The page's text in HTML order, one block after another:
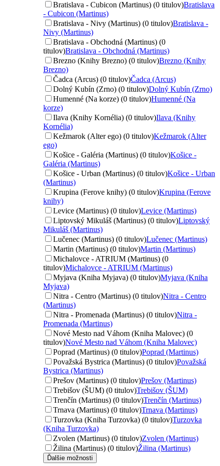
Bratislava - Cubicon (Martinus) (0 titulov)Bratislava
- Cubicon (Martinus)
Bratislava - Nivy (Martinus) (0 titulov)Bratislava -
Nivy (Martinus)
Bratislava - Obchodná (Martinus) (0
titulov)Bratislava - Obchodná (Martinus)
Brezno (Knihy Brezno) (0 titulov)Brezno (Knihy
Brezno)
Čadca (Arcus) (0 titulov)Čadca (Arcus)
Dolný Kubín (Zrno) (0 titulov)Dolný Kubín (Zrno)
Humenné (Na korze) (0 titulov)Humenné (Na
korze)
Ilava (Knihy Kornélia) (0 titulov)Ilava (Knihy
Kornélia)
Kežmarok (Alter ego) (0 titulov)Kežmarok (Alter
ego)
Košice - Galéria (Martinus) (0 titulov)Košice -
Galéria (Martinus)
Košice - Urban (Martinus) (0 titulov)Košice - Urban
(Martinus)
Krupina (Ferove knihy) (0 titulov)Krupina (Ferove
knihy)
Levice (Martinus) (0 titulov)Levice (Martinus)
Liptovský Mikuláš (Martinus) (0 titulov)Liptovský
Mikuláš (Martinus)
Lučenec (Martinus) (0 titulov)Lučenec (Martinus)
Martin (Martinus) (0 titulov)Martin (Martinus)
Michalovce - ATRIUM (Martinus) (0
titulov)Michalovce - ATRIUM (Martinus)
Myjava (Kniha Myjava) (0 titulov)Myjava (Kniha
Myjava)
Nitra - Centro (Martinus) (0 titulov)Nitra - Centro
(Martinus)
Nitra - Promenada (Martinus) (0 titulov)Nitra -
Promenada (Martinus)
Nové Mesto nad Váhom (Kniha Malovec) (0
titulov)Nové Mesto nad Váhom (Kniha Malovec)
Poprad (Martinus) (0 titulov)Poprad (Martinus)
Považská Bystrica (Martinus) (0 titulov)Považská
Bystrica (Martinus)
Prešov (Martinus) (0 titulov)Prešov (Martinus)
Trebišov (ŠUM) (0 titulov)Trebišov (ŠUM)
Trenčín (Martinus) (0 titulov)Trenčín (Martinus)
Trnava (Martinus) (0 titulov)Trnava (Martinus)
Turzovka (Kniha Turzovka) (0 titulov)Turzovka
(Kniha Turzovka)
Zvolen (Martinus) (0 titulov)Zvolen (Martinus)
Žilina (Martinus) (0 titulov)Žilina (Martinus)
Ďalšie možnosti